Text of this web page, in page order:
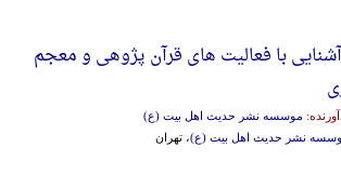
آشنایی با فعالیت های قرآن پژوهی و معجم
موسسه نشر حدیث اهل بیت (ع)
نشر حدیث اهل بیت (ع)، تهران